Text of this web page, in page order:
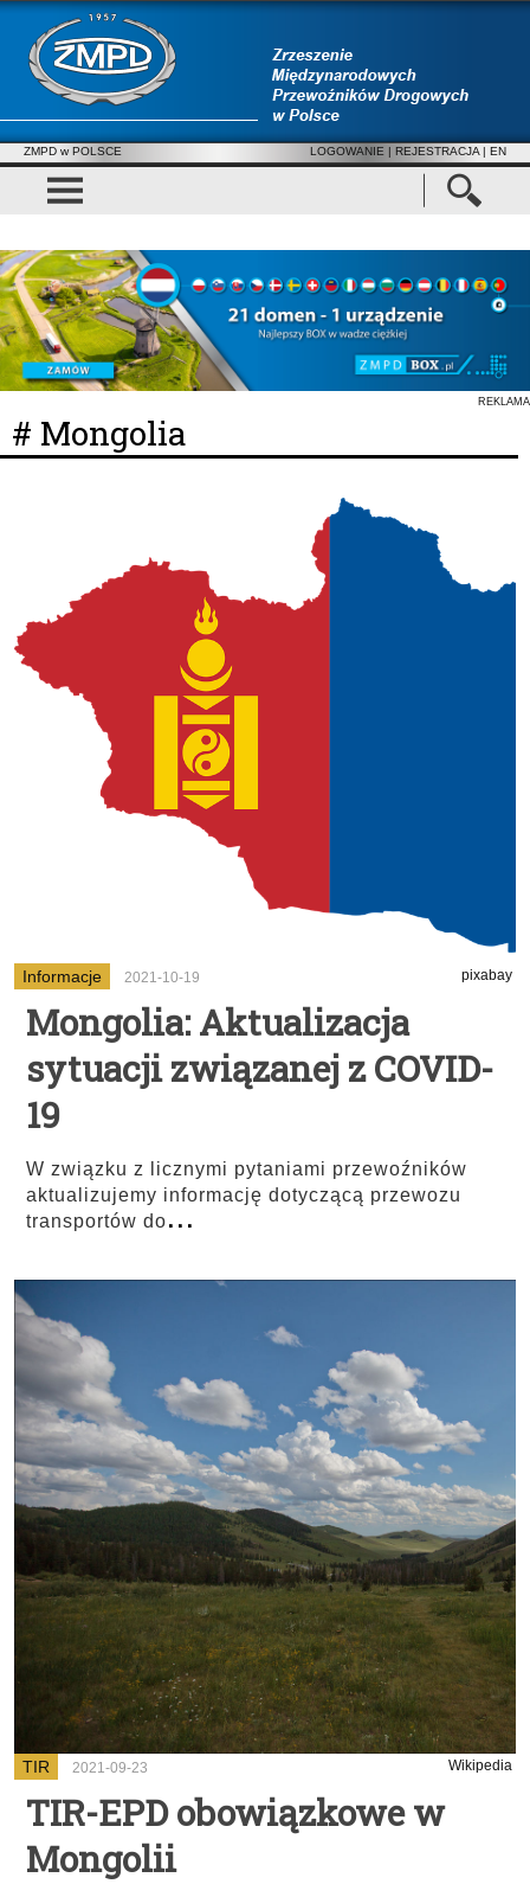
ZMPD w POLSCE LOGOWANIE | REJESTRACJA | EN
REKLAMA
# Mongolia
Informacje 2021-10-19 pixabay
Mongolia: Aktualizacja
sytuacji związanej z COVID-
19
W związku z licznymi pytaniami przewoźników
aktualizujemy informację dotyczącą przewozu
transportów do...
TIR 2021-09-23 Wikipedia
TIR-EPD obowiązkowe w
Mongolii